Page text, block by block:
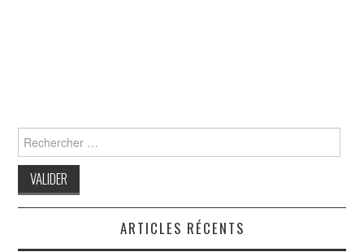
for:
ARTICLES RÉCENTS